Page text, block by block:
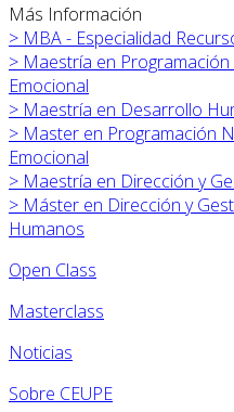
Más Información
> MBA - Especialidad
> Maestría en
Emocional
> Maestría en Desarrollo
> Master en Programación
Emocional
> Maestría en Dirección y
> Máster en Dirección y
Humanos
Open Class
Masterclass
Noticias
Sobre CEUPE